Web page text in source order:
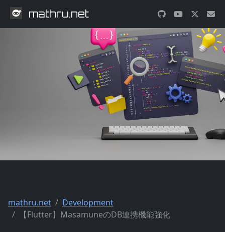
mathru.net
mathru.net
Development
【Flutter】MasamuneのDB連携機能強化